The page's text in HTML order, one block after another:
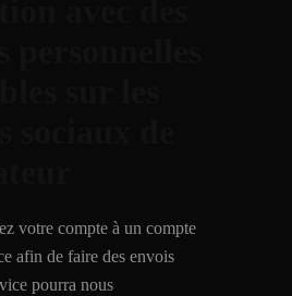
votre compte à un compte
afin de faire des envois
pourra nous